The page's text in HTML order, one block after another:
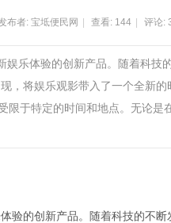
布者: 宝坻便民网 查看: 144 评论:
娱乐体验的创新产品。随着科技
，将娱乐观影带入了一个全新
限于特定的时间和地点。无论
验的创新产品。随着科技的不